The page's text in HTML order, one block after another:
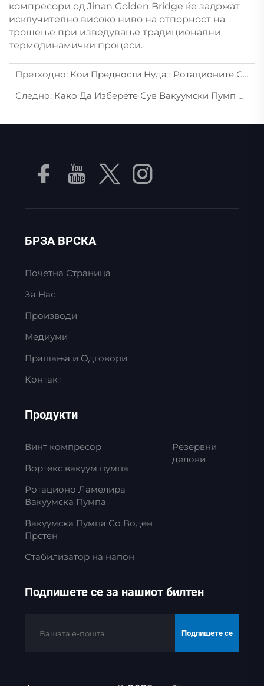
компресори од Jinan Golden Bridge ќе задржат
исклучително високо ниво на отпорност на
трошење при изведување традиционални
термодинамички процеси.
Претходно: Кои Предности Нудат Ротационите Спирални Компресори За Индустријални Операции 24/7?
Следно: Како Да Изберете Сув Вакуумски Пумп Кој Ќе Ги Исполнува Стандардите За Чистота Во Фармацевтските Погони?
БРЗА ВРСКА
Почетна Страница
За Нас
Производи
Медиуми
Прашања и Одговори
Контакт
Продукти
Винт компресор
Вортекс вакуум пумпа
Ротационо Ламелира
Вакуумска Пумпа
Вакуумска Пумпа Со Воден
Прстен
Стабилизатор на напон
Резервни
делови
Подпишете се за нашиот билтен
Подпишете се